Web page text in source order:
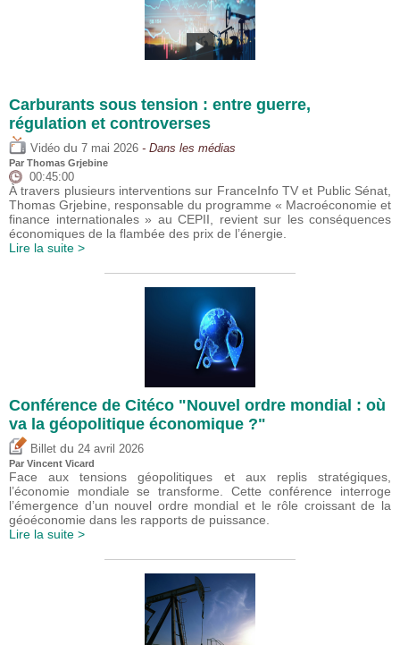
Carburants sous tension : entre guerre,
régulation et controverses
Vidéo du 7 mai 2026 - Dans les médias
Par Thomas Grjebine
00:45:00
À travers plusieurs interventions sur FranceInfo TV et Public Sénat,
Thomas Grjebine, responsable du programme « Macroéconomie et
finance internationales » au CEPII, revient sur les conséquences
économiques de la flambée des prix de l’énergie.
Lire la suite >
Conférence de Citéco "Nouvel ordre mondial : où
va la géopolitique économique ?"
Billet du 24 avril 2026
Par Vincent Vicard
Face aux tensions géopolitiques et aux replis stratégiques,
l’économie mondiale se transforme. Cette conférence interroge
l’émergence d’un nouvel ordre mondial et le rôle croissant de la
géoéconomie dans les rapports de puissance.
Lire la suite >